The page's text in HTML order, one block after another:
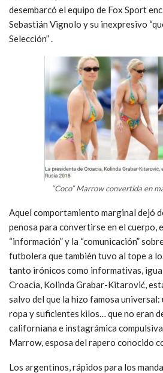
desembarcó el equipo de Fox Sport
Sebastián Vignolo y su inexpresivo
Selección” .
“Coco” Marrow convertida en
Aquel comportamiento marginal dejó
penosa para convertirse en el cuerpo,
“información” y la “comunicación”
futbolera que también tuvo al tope a
tanto irónicos como informativas,
Croacia, Kolinda Grabar-Kitarović,
salvo del que la hizo famosa
ropa y suficientes kilos… que no eran
californiana e instagrámica
Marrow, esposa del rapero conocido
Los argentinos, rápidos para los